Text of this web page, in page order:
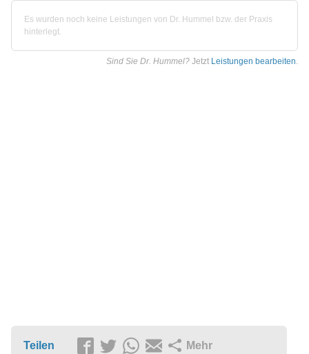
Es wurden noch keine Leistungen von Dr. Hummel bzw. der Praxis
hinterlegt.
Sind Sie Dr. Hummel? Jetzt Leistungen bearbeiten.
Teilen Mehr